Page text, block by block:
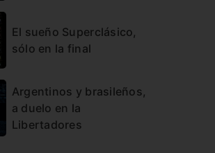
El sueño Superclásico,
sólo en la final
Argentinos y brasileños,
a duelo en la
Libertadores